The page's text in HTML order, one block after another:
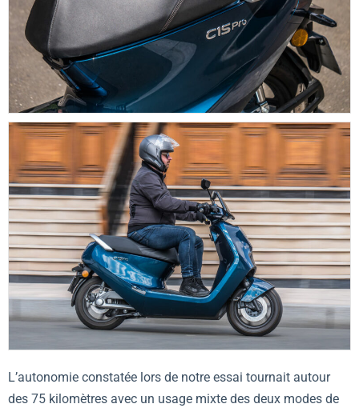
L’autonomie constatée lors de notre essai tournait autour
des 75 kilomètres avec un usage mixte des deux modes de